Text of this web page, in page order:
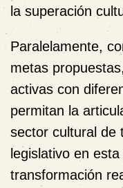
la superación
Paralelamente,
metas
activas con
permitan la
sector cultural de
legislativo en
transformación